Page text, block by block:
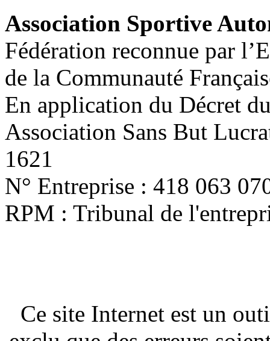
Association Sportive
Fédération reconnue par
de la Communauté
En application du Décret
Association Sans But
1621
N° Entreprise : 418 063
RPM : Tribunal de
Ce site Internet est un